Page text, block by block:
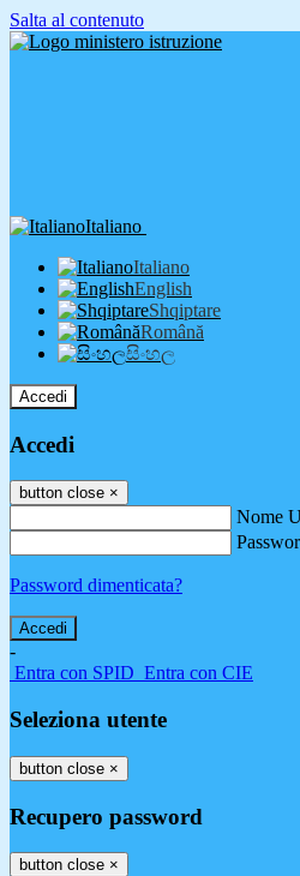
Salta al contenuto
Italiano
Italiano
English
Shqiptare
Română
සිංහල
Accedi
Accedi
button close ×
Nome
Password dimenticata?
-
Entra con SPID Entra con CIE
Seleziona utente
button close ×
Recupero password
button close ×